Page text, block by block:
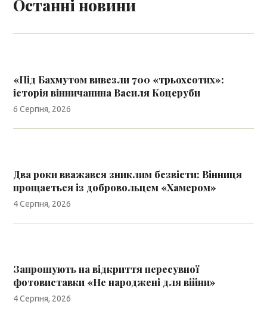
Останні новини
«Під Бахмутом вивезли 700 «трьохсотих»:
історія вінничанина Василя Коцеруби
6 Серпня, 2026
Два роки вважався зниклим безвісти: Вінниця
прощається із добровольцем «Хамером»
4 Серпня, 2026
Запрошують на відкриття пересувної
фотовиставки «Не народжені для війни»
4 Серпня, 2026